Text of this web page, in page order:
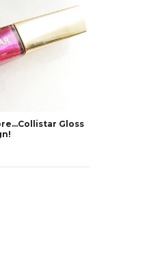
Gloss